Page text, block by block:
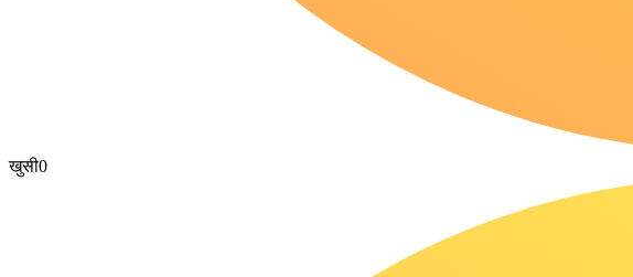
खुसी0